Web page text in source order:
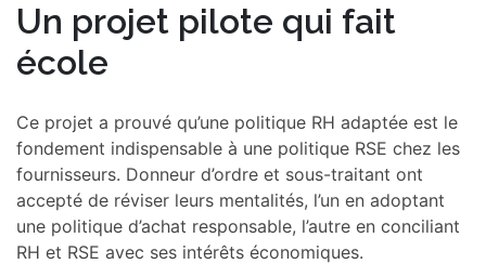
Un projet pilote qui fait
école
Ce projet a prouvé qu’une politique RH adaptée est le
fondement indispensable à une politique RSE chez les
fournisseurs. Donneur d’ordre et sous-traitant ont
accepté de réviser leurs mentalités, l’un en adoptant
une politique d’achat responsable, l’autre en conciliant
RH et RSE avec ses intérêts économiques.